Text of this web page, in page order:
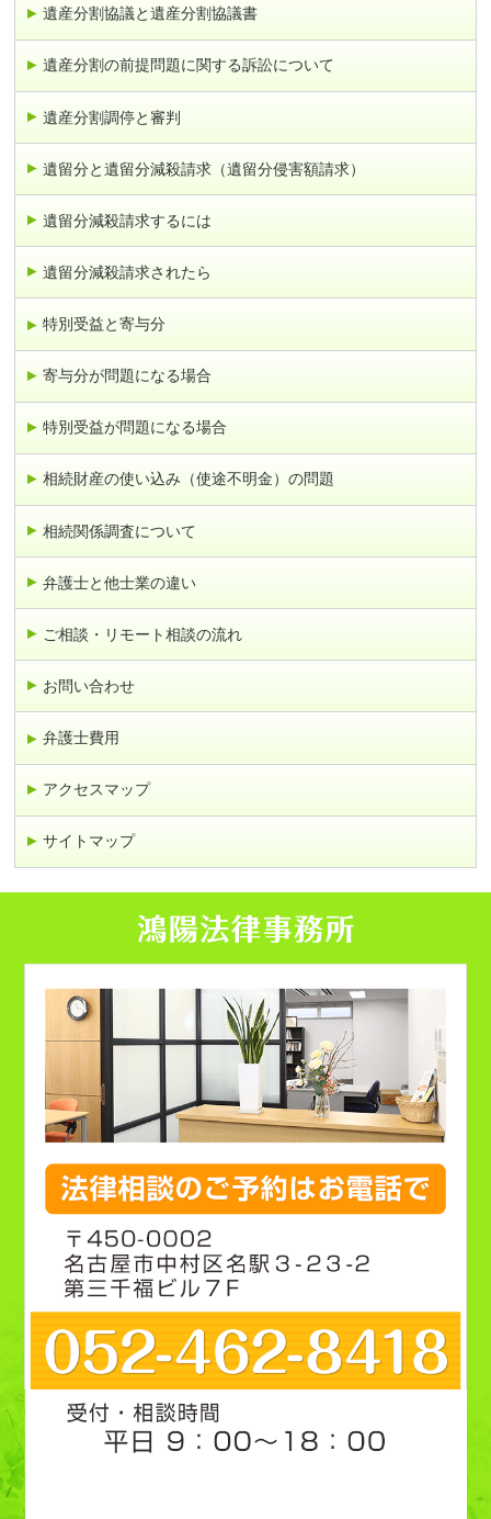
遺産分割協議と遺産分割協議書
遺産分割の前提問題に関する訴訟について
遺産分割調停と審判
遺留分と遺留分減殺請求（遺留分侵害額請求）
遺留分減殺請求するには
遺留分減殺請求されたら
特別受益と寄与分
寄与分が問題になる場合
特別受益が問題になる場合
相続財産の使い込み（使途不明金）の問題
相続関係調査について
弁護士と他士業の違い
ご相談・リモート相談の流れ
お問い合わせ
弁護士費用
アクセスマップ
サイトマップ